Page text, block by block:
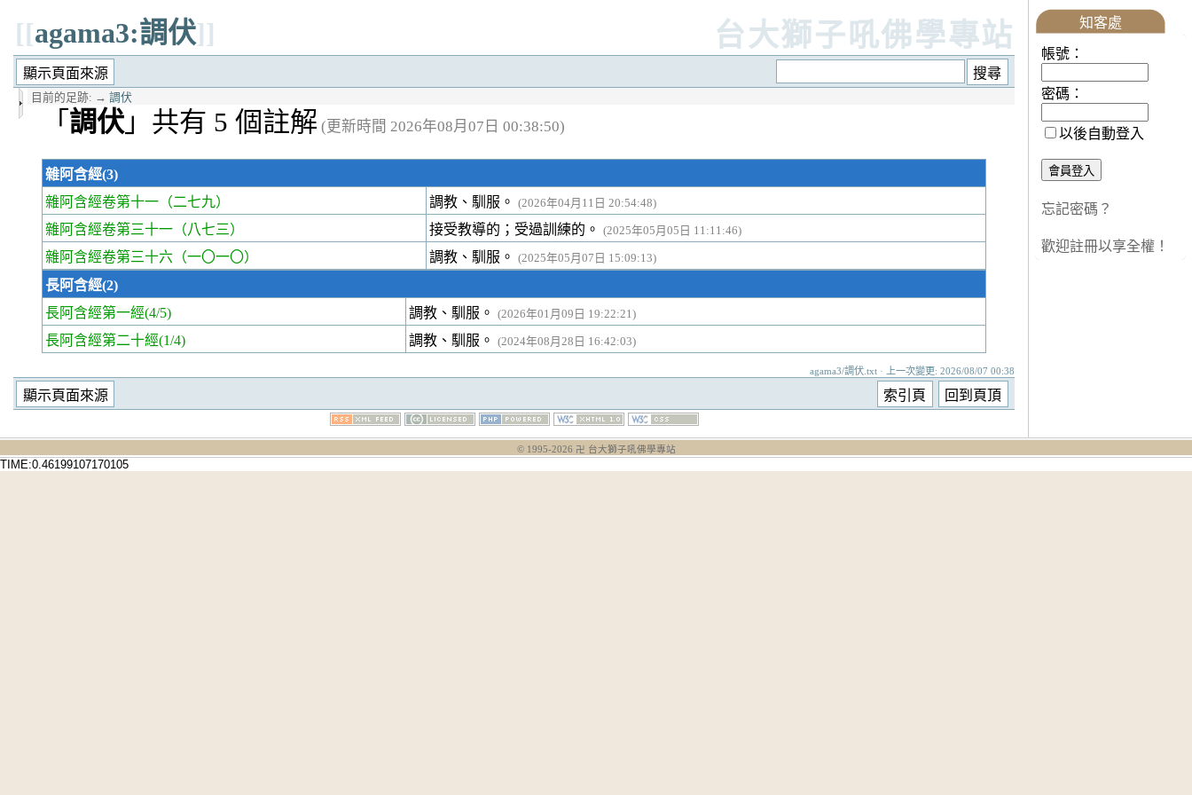
[[agama3:調伏]] 台大獅子吼佛學專站
目前的足跡: → 調伏
「 調伏 」共有 5 個註解 (更新時間 2026年08月07日 00:38:50)
雜阿含經(3)
雜阿含經卷第十一 （二七九） 調教、馴服。 (2026年04月11日 20:54:48)
雜阿含經卷第三十一 （八七三） 接受教導的；受過訓練的。 (2025年05月05日 11:11:46)
雜阿含經卷第三十六 （一〇一〇） 調教、馴服。 (2025年05月07日 15:09:13)
長阿含經(2)
長阿含經第一經(4/5) 調教、馴服。 (2026年01月09日 19:22:21)
長阿含經第二十經(1/4) 調教、馴服。 (2024年08月28日 16:42:03)
agama3/調伏.txt · 上一次變更: 2026/08/07 00:38
知客處
帳號：
密碼：
以後自動登入
忘記密碼？
歡迎註冊以享全權！
© 1995-2026 卍 台大獅子吼佛學專站
TIME:0.46199107170105